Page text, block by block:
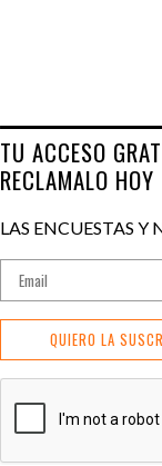
TU ACCESO
RECLAMALO HOY
LAS ENCUESTAS
QUIERO LA